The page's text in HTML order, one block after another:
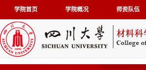
学院首页 学院概况 师资队伍